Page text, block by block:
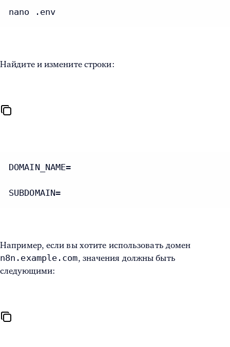
nano .env
Найдите и измените строки:
DOMAIN_NAME=
SUBDOMAIN=
Например, если вы хотите использовать домен
n8n.example.com, значения должны быть
следующими: